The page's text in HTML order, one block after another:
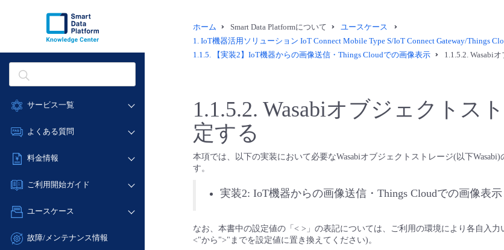
サービス一覧
データ利活用
ネットワーク
IoT
サポート
管理機能
よくある質問
データ利活用
ネットワーク
IoT
サポート
料金情報
料金シミュレーター
クラウド/サーバー
ネットワーク
ご利用開始ガイド
■ 管理機能
ユースケース
- バックアップ
故障/メンテナンス情報
ホーム Smart Data Platformについて
ユースケース
1. IoT機器活用ソリューション IoT Connect Mobile Type S/IoT Connect Gateway/Things
1.1.5.
【実装2】IoT機器からの画像送信・Things Cloudでの画像表示 1.1.5.2. Wasabi
1.1.5.2. Wasabiオブジェクトス
定する
本項では、以下の実装において必要なWasabiオブジェクトストレージ(以下
す。
実装2: IoT機器からの画像送信・Things Cloudでの画像表示
なお、本書中の設定値の「< >」の表記については、ご利用の環境により各自入
<"から">"までを設定値に置き換えてください)。